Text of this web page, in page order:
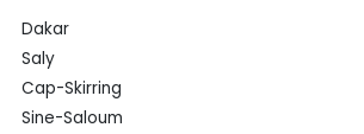
Dakar
Saly
Cap-Skirring
Sine-Saloum